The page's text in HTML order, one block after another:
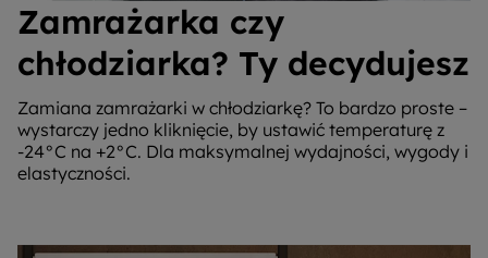
Zamrażarka czy
chłodziarka? Ty decydujesz
Zamiana zamrażarki w chłodziarkę? To bardzo proste –
wystarczy jedno kliknięcie, by ustawić temperaturę z
-24°C na +2°C. Dla maksymalnej wydajności, wygody i
elastyczności.